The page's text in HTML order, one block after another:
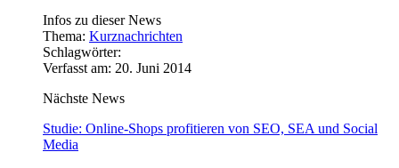
Infos zu dieser News
Thema: Kurznachrichten
Schlagwörter:
Verfasst am: 20. Juni 2014
Nächste News
Studie: Online-Shops profitieren von SEO, SEA und Social
Media